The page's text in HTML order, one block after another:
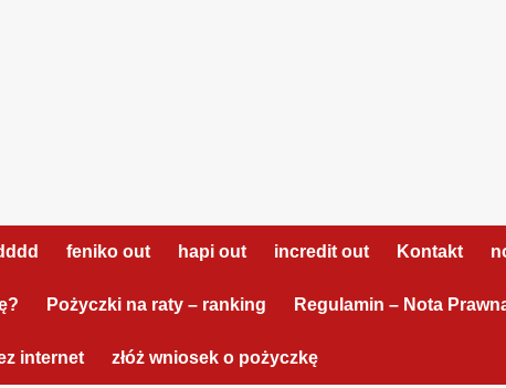
feniko out hapi out incredit out Kontakt
Pożyczki na raty – ranking Regulamin – Nota
internet złóż wniosek o pożyczkę